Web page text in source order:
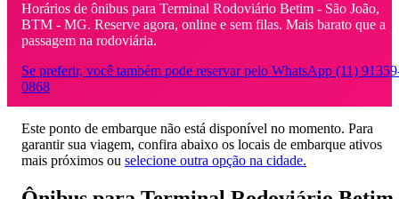
Horários de ônibus para Terminal Rodoviário Betim - São João,
BTM - MG. Reserve agora, online e sem filas. Mais barato que a
passagem na rodoviária.
Se preferir, você também pode reservar pelo WhatsApp (11)
0868
Este ponto de embarque não está disponível no momento. Para
garantir sua viagem, confira abaixo os locais de embarque ativos
mais próximos ou selecione outra opção na cidade.